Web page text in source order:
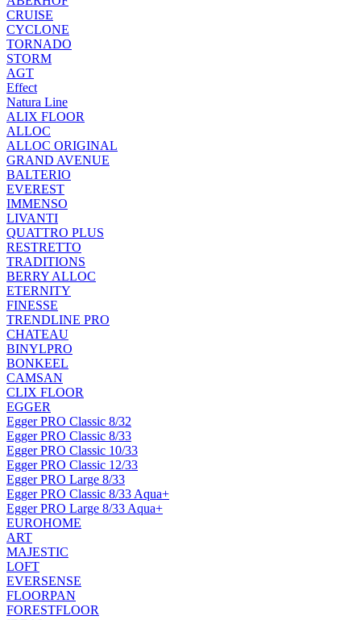
CRUISE
CYCLONE
TORNADO
STORM
AGT
Effect
Natura Line
ALIX FLOOR
ALLOC
ALLOC ORIGINAL
GRAND AVENUE
BALTERIO
EVEREST
IMMENSO
LIVANTI
QUATTRO PLUS
RESTRETTO
TRADITIONS
BERRY ALLOC
ETERNITY
FINESSE
TRENDLINE PRO
CHATEAU
BINYLPRO
BONKEEL
CAMSAN
CLIX FLOOR
EGGER
Egger PRO Classic 8/32
Egger PRO Classic 8/33
Egger PRO Classic 10/33
Egger PRO Classic 12/33
Egger PRO Large 8/33
Egger PRO Classic 8/33 Aqua+
Egger PRO Large 8/33 Aqua+
EUROHOME
ART
MAJESTIC
LOFT
EVERSENSE
FLOORPAN
FORESTFLOOR